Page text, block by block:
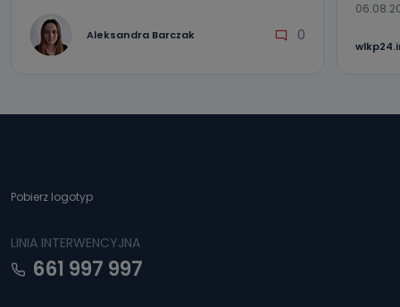
Aleksandra Barczak 0
Pobierz logotyp
LINIA INTERWENCYJNA
661 997 997